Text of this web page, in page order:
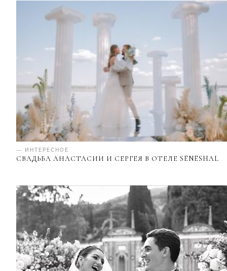
— ИНТЕРЕСНОЕ
СВАДЬБА АНАСТАСИИ И СЕРГЕЯ В ОТЕЛЕ SENESHAL